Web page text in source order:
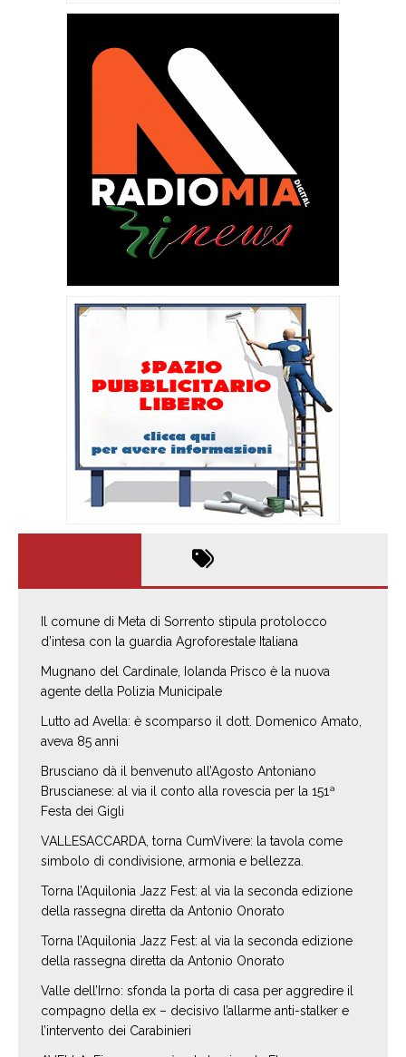
Il comune di Meta di Sorrento stipula protolocco
d’intesa con la guardia Agroforestale Italiana
Mugnano del Cardinale, Iolanda Prisco è la nuova
agente della Polizia Municipale
Lutto ad Avella: è scomparso il dott. Domenico Amato,
aveva 85 anni
Brusciano dà il benvenuto all’Agosto Antoniano
Bruscianese: al via il conto alla rovescia per la 151ª
Festa dei Gigli
VALLESACCARDA, torna CumVivere: la tavola come
simbolo di condivisione, armonia e bellezza.
Torna l’Aquilonia Jazz Fest: al via la seconda edizione
della rassegna diretta da Antonio Onorato
Torna l’Aquilonia Jazz Fest: al via la seconda edizione
della rassegna diretta da Antonio Onorato
Valle dell’Irno: sfonda la porta di casa per aggredire il
compagno della ex – decisivo l’allarme anti-stalker e
l’intervento dei Carabinieri